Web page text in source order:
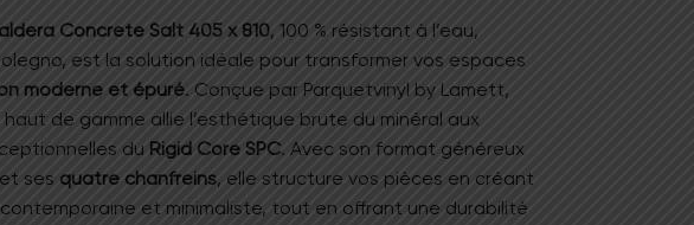
Concrete Salt 405 x 810, 100 % résistant à l’eau,
est la solution idéale pour transformer vos espaces
moderne et épuré. Conçue par Parquetvinyl by Lamett,
de gamme allie l’esthétique brute du minéral aux
du Rigid Core SPC. Avec son format généreux
et ses quatre chanfreins, elle structure vos pièces en créant
et minimaliste, tout en offrant une durabilité